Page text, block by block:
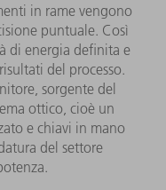
in rame vengono
puntuale. Così
di energia definita e
del processo.
sorgente del
ottico, cioè un
e chiavi in mano
del settore